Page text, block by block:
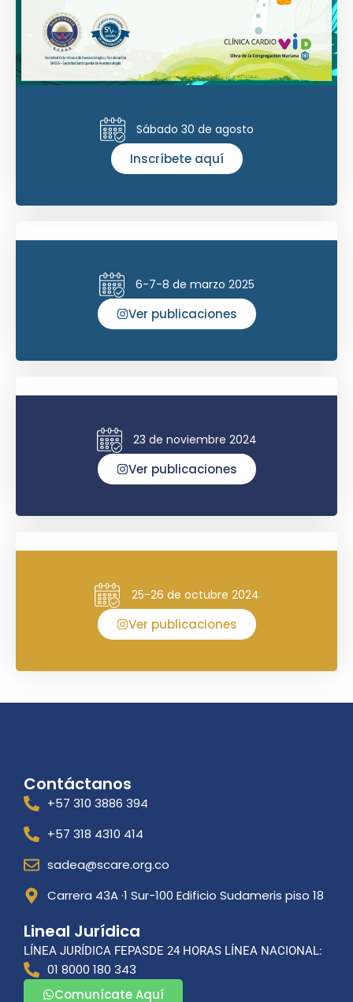
Sábado 30 de agosto
Inscríbete aquí
6-7-8 de marzo 2025
Ver publicaciones
23 de noviembre 2024
Ver publicaciones
25-26 de octubre 2024
Ver publicaciones
Contáctanos
+57 310 3886 394
+57 318 4310 414
sadea@scare.org.co
Carrera 43A ·1 Sur-100 Edificio Sudameris piso 18
Lineal Jurídica
LÍNEA JURÍDICA FEPASDE 24 HORAS LÍNEA NACIONAL:
01 8000 180 343
Comunícate Aquí